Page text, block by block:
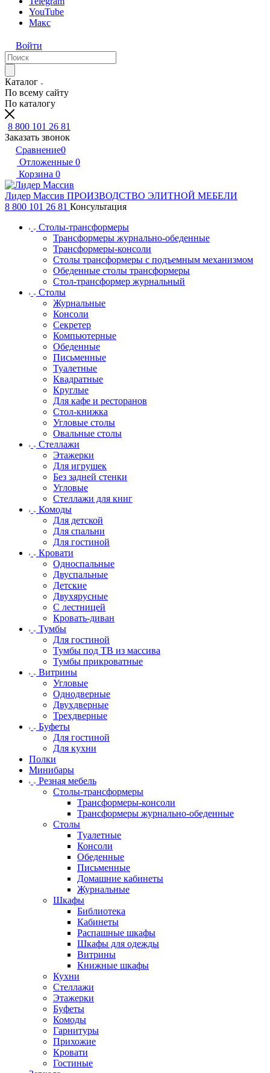
YouTube
Макс
Войти
Каталог
По всему сайту
По каталогу
8 800 101 26 81
Заказать звонок
Сравнение0
Отложенные 0
Корзина 0
Лидер Массив ПРОИЗВОДСТВО ЭЛИТНОЙ МЕБЕЛИ
8 800 101 26 81 Консультация
Столы-трансформеры
Трансформеры журнально-обеденные
Трансформеры-консоли
Столы трансформеры с подъемным механизмом
Обеденные столы трансформеры
Стол-трансформер журнальный
Столы
Журнальные
Консоли
Секретер
Компьютерные
Обеденные
Письменные
Туалетные
Квадратные
Круглые
Для кафе и ресторанов
Стол-книжка
Угловые столы
Овальные столы
Стеллажи
Этажерки
Для игрушек
Без задней стенки
Угловые
Стеллажи для книг
Комоды
Для детской
Для спальни
Для гостиной
Кровати
Односпальные
Двуспальные
Детские
Двухярусные
С лестницей
Кровать-диван
Тумбы
Для гостиной
Тумбы под ТВ из массива
Тумбы прикроватные
Витрины
Угловые
Однодверные
Двухдверные
Трехдверные
Буфеты
Для гостиной
Для кухни
Полки
Минибары
Резная мебель
Столы-трансформеры
Трансформеры-консоли
Трансформеры журнально-обеденные
Столы
Туалетные
Консоли
Обеденные
Письменные
Домашние кабинеты
Журнальные
Шкафы
Библиотека
Кабинеты
Распашные шкафы
Шкафы для одежды
Витрины
Книжные шкафы
Кухни
Стеллажи
Этажерки
Буфеты
Комоды
Гарнитуры
Прихожие
Кровати
Гостиные